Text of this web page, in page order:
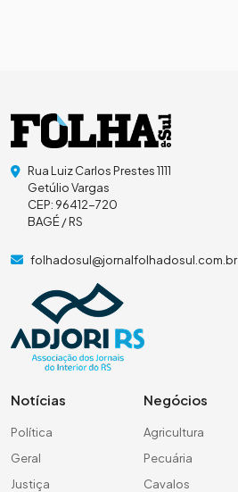
Rua Luiz Carlos Prestes 1111
Getúlio Vargas
CEP: 96412-720
BAGÉ / RS
folhadosul@jornalfolhadosul.com.br
Notícias
Política
Geral
Justiça
Negócios
Agricultura
Pecuária
Cavalos